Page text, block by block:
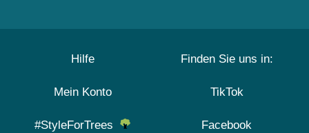
Hilfe
Mein Konto
#StyleForTrees
Finden Sie uns in:
TikTok
Facebook